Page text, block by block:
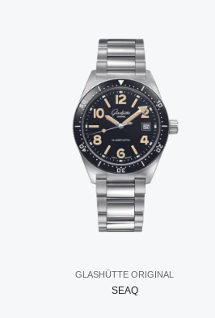
GLASHÜTTE ORIGINAL
SEAQ